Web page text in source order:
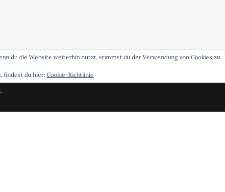
du die Website weiterhin nutzt, stimmst du der Verwendung von Cookies zu.
findest du hier: Cookie-Richtlinie
.